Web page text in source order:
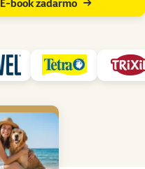
E-book zadarmo